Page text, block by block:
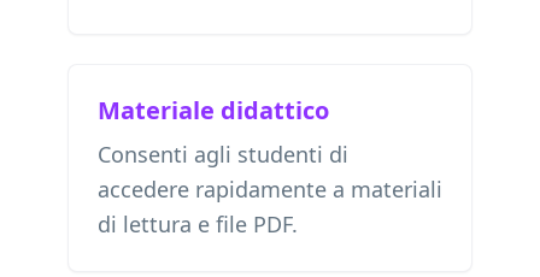
Materiale didattico
Consenti agli studenti di
accedere rapidamente a materiali
di lettura e file PDF.